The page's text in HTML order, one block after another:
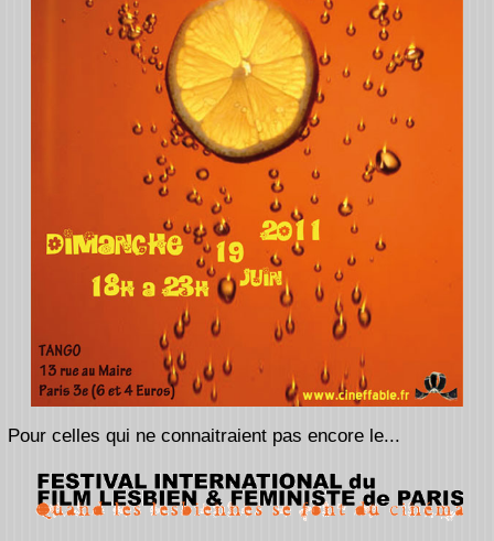
Pour celles qui ne connaitraient pas encore le...